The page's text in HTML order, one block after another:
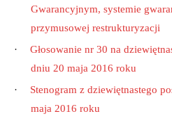
Gwarancyjnym, systemie
przymusowej restrukturyzacji
·
Głosowanie nr 30 na
dniu 20 maja 2016 roku
·
Stenogram z dziewiętnastego
maja 2016 roku